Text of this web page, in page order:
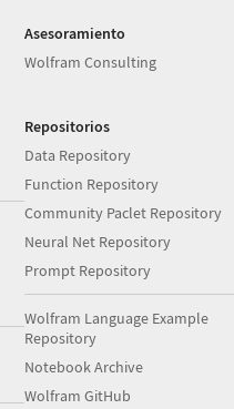
Asesoramiento
Wolfram Consulting
Repositorios
Data Repository
Function Repository
Community Paclet Repository
Neural Net Repository
Prompt Repository
Wolfram Language Example
Repository
Notebook Archive
Wolfram GitHub